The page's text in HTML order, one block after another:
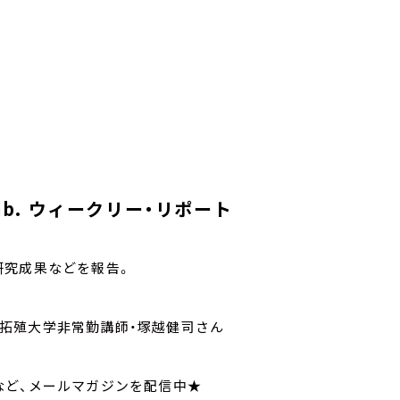
ィークリー・リポート
成果などを報告。
殖大学非常勤講師・塚越健司さん
ど、メールマガジンを配信中★